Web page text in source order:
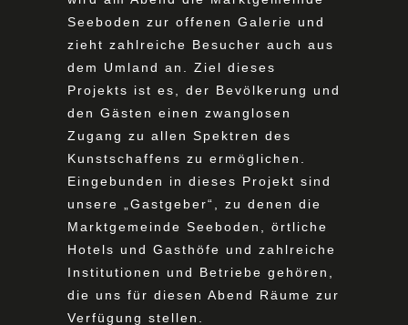
Seeboden zur offenen Galerie und
zieht zahlreiche Besucher auch aus
dem Umland an. Ziel dieses
Projekts ist es, der Bevölkerung und
den Gästen einen zwanglosen
Zugang zu allen Spektren des
Kunstschaffens zu ermöglichen.
Eingebunden in dieses Projekt sind
unsere „Gastgeber“, zu denen die
Marktgemeinde Seeboden, örtliche
Hotels und Gasthöfe und zahlreiche
Institutionen und Betriebe gehören,
die uns für diesen Abend Räume zur
Verfügung stellen.